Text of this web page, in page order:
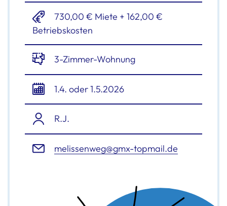
730,00 € Miete + 162,00 €
Betriebskosten
3-Zimmer-Wohnung
1.4. oder 1.5.2026
R.J.
melissenweg@gmx-topmail.de